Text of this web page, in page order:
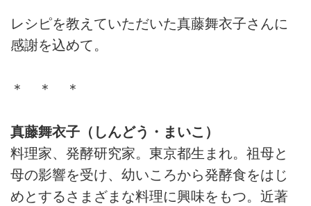
レシピを教えていただいた真藤舞衣子さんに
感謝を込めて。
＊ ＊ ＊
真藤舞衣子（しんどう・まいこ）
料理家、発酵研究家。東京都生まれ。祖母と
母の影響を受け、幼いころから発酵食をはじ
めとするさまざまな料理に興味をもつ。近著